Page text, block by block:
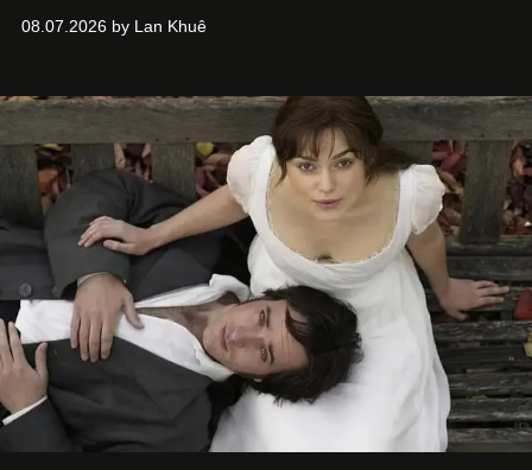
nói về cái mới, về xu hướng tiếp theo, về những điều
08.07.2026 by Lan Khuê